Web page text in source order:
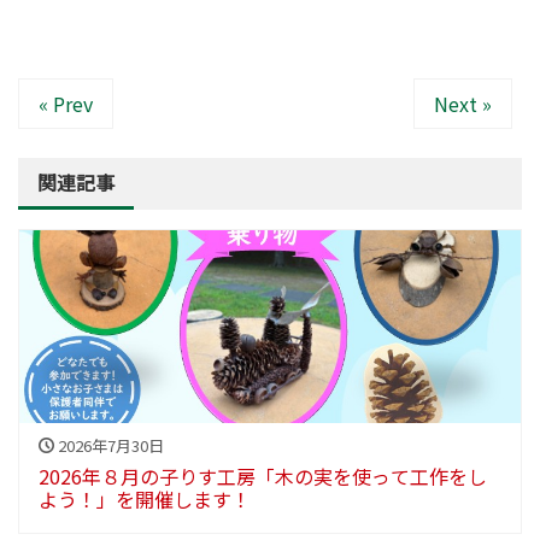
« Prev Next »
関連記事
2026年7月30日
2026年８月の子りす工房「木の実を使って工作をし
よう！」を開催します！